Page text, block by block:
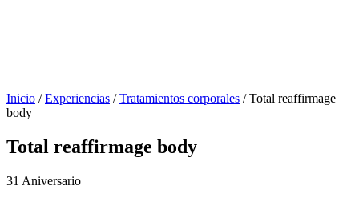
Inicio /Experiencias /Tratamientos corporales / Total reaffirmage
body
Total reaffirmage body
31 Aniversario